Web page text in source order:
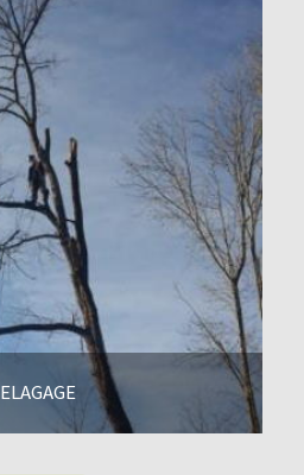
ELAGAGE